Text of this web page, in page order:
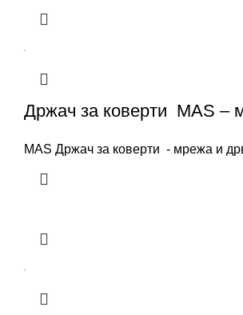
Држач за коверти MAS –
MAS Држач за коверти - мрежа и